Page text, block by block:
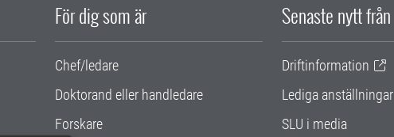
För dig som är
Chef/ledare
Doktorand eller handledare
Forskare
Senaste nytt från
Driftinformation
Lediga anställningar
SLU i media